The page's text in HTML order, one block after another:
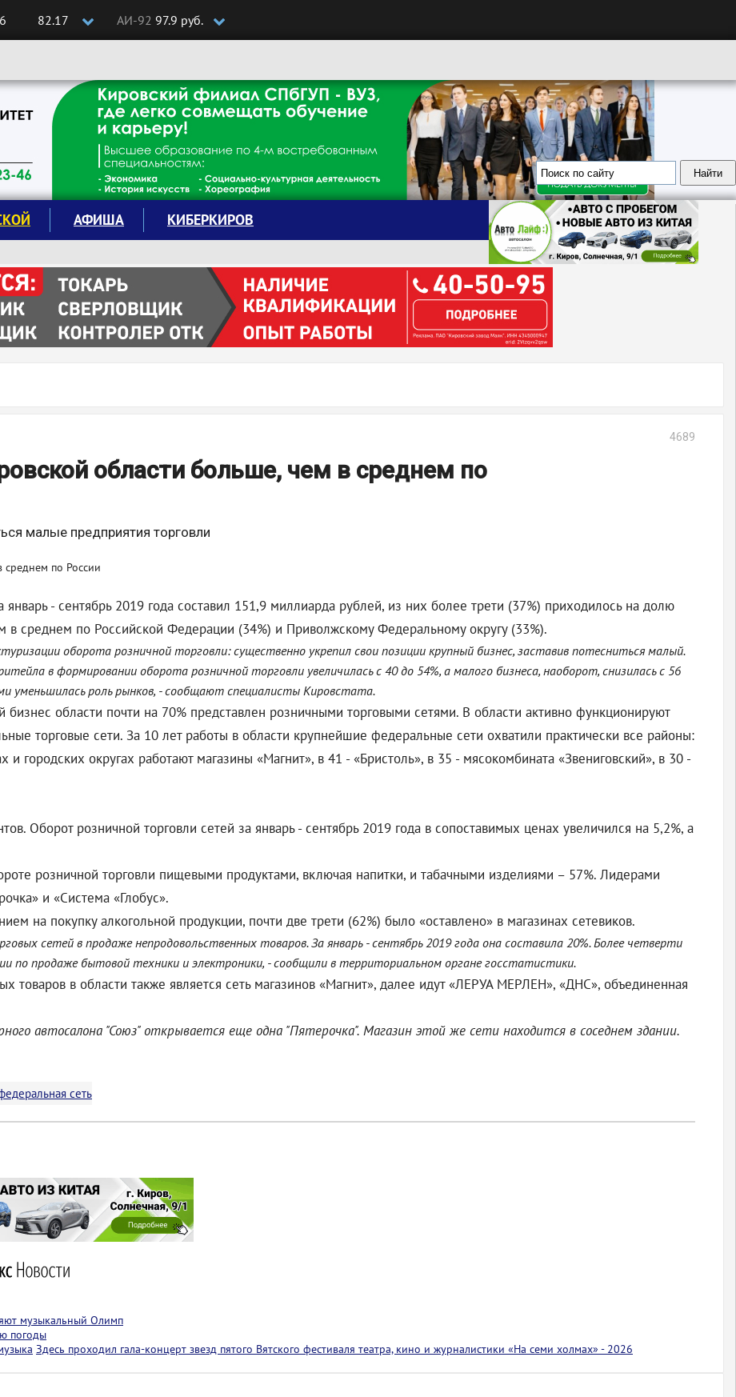
82.17 АИ-92 97.9 руб.
АФИША КИБЕРКИРОВ
4689
области больше, чем в среднем по
малые предприятия торговли
- сентябрь 2019 года составил 151,9 миллиарда рублей, из них более трети (37%) приходилось на долю
в среднем по Российской Федерации (34%) и Приволжскому Федеральному округу (33%).
оборота розничной торговли: существенно укрепил свои позиции крупный бизнес, заставив потесниться малый.
в формировании оборота розничной торговли увеличилась с 40 до 54%, а малого бизнеса, наоборот, снизилась с 56
уменьшилась роль рынков, - сообщают специалисты Кировстата.
области почти на 70% представлен розничными торговыми сетями. В области активно функционируют
торговые сети. За 10 лет работы в области крупнейшие федеральные сети охватили практически все районы:
городских округах работают магазины «Магнит», в 41 - «Бристоль», в 35 - мясокомбината «Звениговский», в 30 -
Оборот розничной торговли сетей за январь - сентябрь 2019 года в сопоставимых ценах увеличился на 5,2%, а
розничной торговли пищевыми продуктами, включая напитки, и табачными изделиями – 57%. Лидерами
и «Система «Глобус».
на покупку алкогольной продукции, почти две трети (62%) было «оставлено» в магазинах сетевиков.
сетей в продаже непродовольственных товаров. За январь - сентябрь 2019 года она составила 20%. Более четверти
по продаже бытовой техники и электроники, - сообщили в территориальном органе госстатистики.
в области также является сеть магазинов «Магнит», далее идут «ЛЕРУА МЕРЛЕН», «ДНС», объединенная
автосалона "Союз" открывается еще одна "Пятерочка". Магазин этой же сети находится в соседнем здании.
сеть
музыкальный Олимп
погоды
Здесь проходил гала-концерт звезд пятого Вятского фестиваля театра, кино и журналистики «На семи холмах» - 2026